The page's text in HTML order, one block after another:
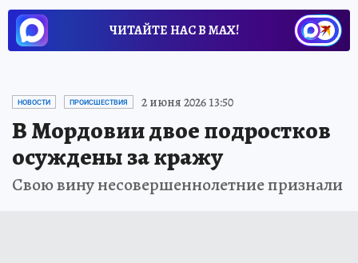
ЧИТАЙТЕ НАС В МАХ!
НОВОСТИ ПРОИСШЕСТВИЯ 2 июня 2026 13:50
В Мордовии двое подростков
осуждены за кражу
Свою вину несовершеннолетние признали